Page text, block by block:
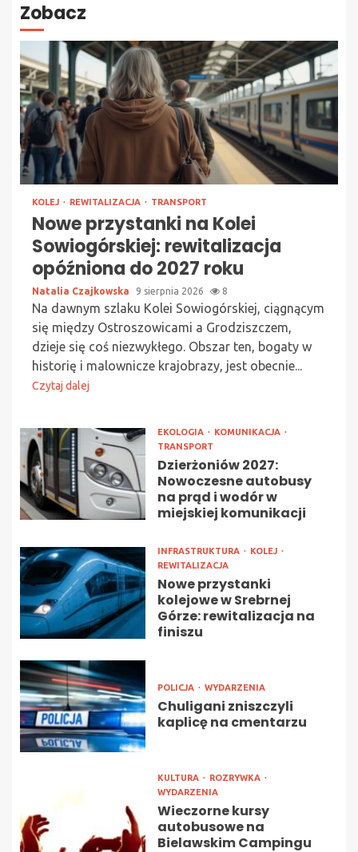
Zobacz
KOLEJ REWITALIZACJA TRANSPORT
Nowe przystanki na Kolei
Sowiogórskiej: rewitalizacja
opóźniona do 2027 roku
Natalia Czajkowska 9 sierpnia 2026 8
Na dawnym szlaku Kolei Sowiogórskiej, ciągnącym
się między Ostroszowicami a Grodziszczem,
dzieje się coś niezwykłego. Obszar ten, bogaty w
historię i malownicze krajobrazy, jest obecnie...
Czytaj dalej
EKOLOGIA
KOMUNIKACJA
TRANSPORT
Dzierżoniów 2027:
Nowoczesne autobusy
na prąd i wodór w
miejskiej komunikacji
INFRASTRUKTURA
KOLEJ
REWITALIZACJA
Nowe przystanki
kolejowe w Srebrnej
Górze: rewitalizacja na
finiszu
POLICJA WYDARZENIA
Chuligani zniszczyli
kaplicę na cmentarzu
KULTURA
ROZRYWKA
WYDARZENIA
Wieczorne kursy
autobusowe na
Bielawskim Campingu